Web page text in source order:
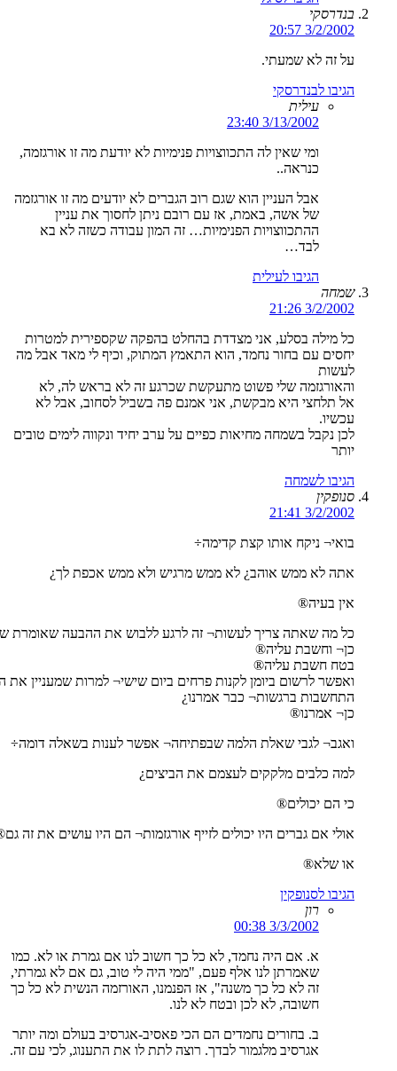
בנדרסקי
3/2/2002 20:57
על זה לא שמעתי.
הגיבו לבנדרסקי
עילית
3/13/2002 23:40
ומי שאין לה התכווצויות פנימיות לא יודעת מה זו אורגזמה,
כנראה..
אבל העניין הוא שגם רוב הגברים לא יודעים מה זו אורגזמה
של אשה, באמת, אז עם רובם ניתן לחסוך את עניין
ההתכווצויות הפנימיות… זה המון עבודה כשזה לא בא
לבד…
הגיבו לעילית
שמחה
3/2/2002 21:26
כל מילה בסלע, אני מצדדת בהחלט בהפקה שקספירית למטרות
יחסים עם בחור נחמד, הוא התאמץ המתוק, וכיף לי מאד אבל מה
לעשות
והאורגזמה שלי פשוט מתעקשת שכרגע זה לא בראש לה, לא
אל תלחצי היא מבקשת, אני אמנם פה בשביל לסחוב, אבל לא
עכשיו.
לכן נקבל בשמחה מחיאות כפיים על ערב יחיד ונקווה לימים טובים
יותר
הגיבו לשמחה
סנופקין
3/2/2002 21:41
בואי¬ ניקח אותו קצת קדימה÷
אתה לא ממש אוהב¿ לא ממש מרגיש ולא ממש אכפת לך¿
אין בעיה®
כל מה שאתה צריך לעשות¬ זה לרגע ללבוש את ההבעה
כן¬ וחשבת עליה®
בטח חשבת עליה®
ואפשר לרשום ביומן לקנות פרחים ביום שישי¬ למרות שמעניין
התחשבות ברגשות¬ כבר אמרנו¿
כן¬ אמרנו®
ואגב¬ לגבי שאלת הלמה שבפתיחה¬ אפשר לענות בשאלה דומה÷
למה כלבים מלקקים לעצמם את הביצים¿
כי הם יכולים®
אולי אם גברים היו יכולים לזייף אורגזמות¬ הם היו עושים את זה
או שלא®
הגיבו לסנופקין
רון
3/3/2002 00:38
א. אם היה נחמד, לא כל כך חשוב לנו אם גמרת או לא. כמו
שאמרתן לנו אלף פעם, "ממי היה לי טוב, גם אם לא גמרתי,
זה לא כל כך משנה", אז הפנמנו, האורזמה הנשית לא כל כך
חשובה, לא לכן ובטח לא לנו.
ב. בחורים נחמדים הם הכי פאסיב-אגרסיב בעולם ומה יותר
אגרסיב מלגמור לבדך. רוצה לתת לו את התענוג, לכי עם זה.